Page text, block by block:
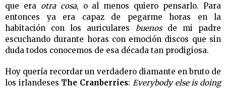
que era otra cosa, o al menos quiero pensarlo. Para
entonces ya era capaz de pegarme horas en la
habitación con los auriculares buenosde mi padre
escuchando durante horas con emoción discos que sin
duda todos conocemos de esa década tan prodigiosa.
Hoy quería recordar un verdadero diamante en bruto de
los irlandeses The Cranberries: Everybody else is doing